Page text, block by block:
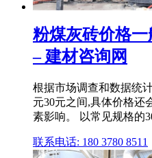
粉煤灰砖价格
– 建材咨询网
根据市场调查和数据统
元30元之间,具体价格还
素影响。 以常见规格的
联系电话: 180 3780 8511